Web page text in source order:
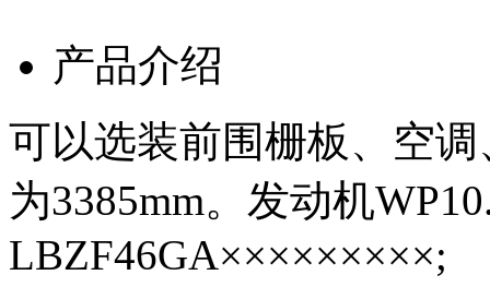
产品介绍
可以选装前围栅板、空
为3385mm。发动机
LBZF46GA×××××××××;